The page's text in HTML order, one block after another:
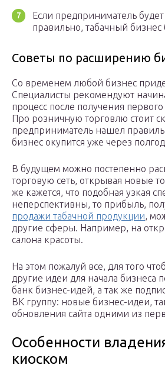
Если предприниматель будет
правильно, табачный бизнес
Советы по расширению
Со временем любой бизнес
Специалисты рекомендуют
процесс после получения
Про розничную торговлю стоит
предприниматель нашел
бизнес окупится уже через
В будущем можно постепенно
торговую сеть, открывая новые
же кажется, что подобная узкая
неперспективны, то прибыль,
продажи табачной продукции,
другие сферы. Например, на
салона красоты.
На этом пожалуй все, для того
другие идеи для начала бизнеса
банк бизнес-идей, а так же
ВК группу: новые бизнес-идеи,
обновления сайта одними из
Особенности
киоском